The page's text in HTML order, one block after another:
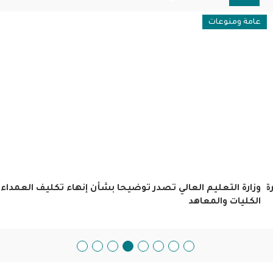
عامة ومنوعات
وزارة التعليم العالي تصدر توضيحا بشأن إنهاء تكليف
الكليات والمعاهد